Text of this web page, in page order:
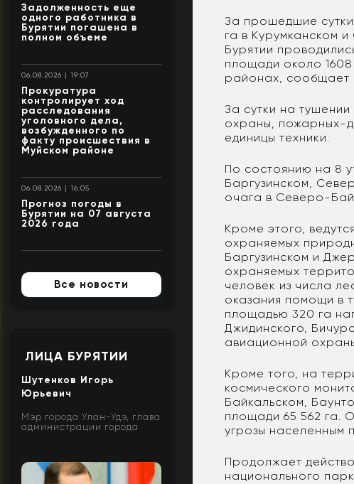
Задолженность еще
одного работника в
Бурятии погашена в
полном объеме
06.08.2026 | 19:07
Прокуратура
контролирует ход
расследования
уголовного дела,
возбужденного по
факту происшествия в
Муйском районе
06.08.2026 | 16:05
Прогноз погоды в
Бурятии на 07 августа
2026 года
Все новости
ЛИЦА БУРЯТИИ
Шутенков Игорь
Юрьевич
Мэр города Улан-Удэ, глава
администрации города
За прошедшие
га в Курумканском
Бурятии
площади около
районах, сообщает
За сутки на
охраны, пожарных-
единицы техники.
По состоянию на 8
Баргузинском,
очага в Северо-
Кроме этого,
охраняемых
Баргузинском и
охраняемых
человек из числа
оказания помощи в
площадью 320 га
Джидинского,
авиационной
Кроме того, на
космического
Байкальском,
площади 65 562 га.
угрозы населенным
Продолжает
национального